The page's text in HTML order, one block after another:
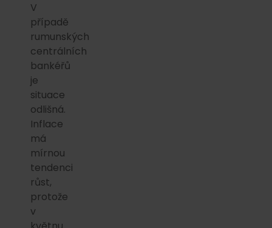
V
případě
rumunských
centrálních
bankéřů
je
situace
odlišná.
Inflace
má
mírnou
tendenci
růst,
protože
v